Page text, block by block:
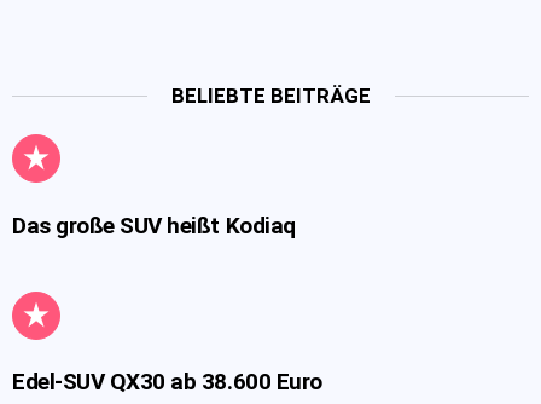
BELIEBTE BEITRÄGE
Das große SUV heißt Kodiaq
Edel-SUV QX30 ab 38.600 Euro